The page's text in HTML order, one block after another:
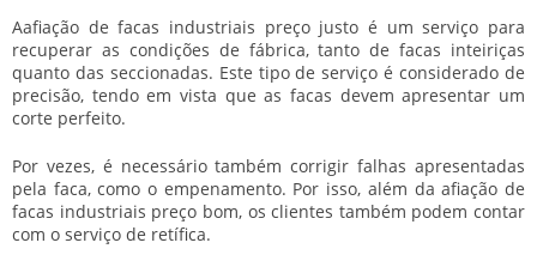
Aafiação de facas industriais preçojusto é um serviço para
recuperar as condições de fábrica, tanto de facas inteiriças
quanto das seccionadas. Este tipo de serviço é considerado de
precisão, tendo em vista que as facas devem apresentar um
corte perfeito.
Por vezes, é necessário também corrigir falhas apresentadas
pela faca, como o empenamento. Por isso, além daafiação de
facas industriais preço bom, os clientes também podem contar
com o serviço de retífica.